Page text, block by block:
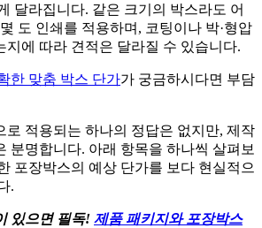
달라집니다. 같은 크기의 박스라도 어
도 인쇄를 적용하며, 코팅이나 박·형압
지에 따라 견적은 달라질 수 있습니다.
한 맞춤 박스 단가가 궁금하시다면 부담
로 적용되는 하나의 정답은 없지만, 제작
분명합니다. 아래 항목을 하나씩 살펴보
포장박스의 예상 단가를 보다 현실적으
.
있으면 필독! 제품 패키지와 포장박스